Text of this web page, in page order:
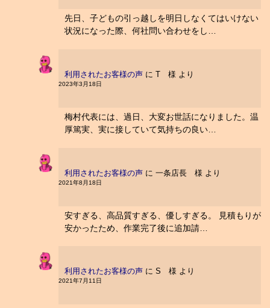
先日、子どもの引っ越しを明日しなくてはいけない
状況になった際、何社問い合わせをし…
利用されたお客様の声 に T 様 より
2023年3月18日
梅村代表には、過日、大変お世話になりました。温
厚篤実、実に接していて気持ちの良い…
利用されたお客様の声 に 一条店長 様 より
2021年8月18日
安すぎる、高品質すぎる、優しすぎる。 見積もりが
安かったため、作業完了後に追加請…
利用されたお客様の声 に S 様 より
2021年7月11日